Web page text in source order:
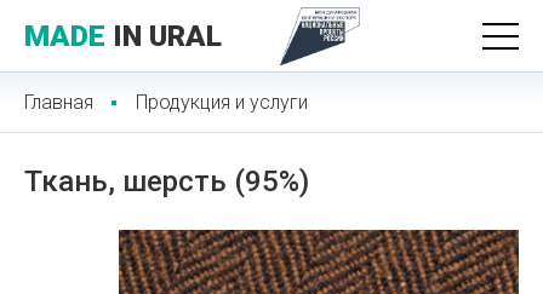
MADE IN URAL
Главная Продукция и услуги
Ткань, шерсть (95%)